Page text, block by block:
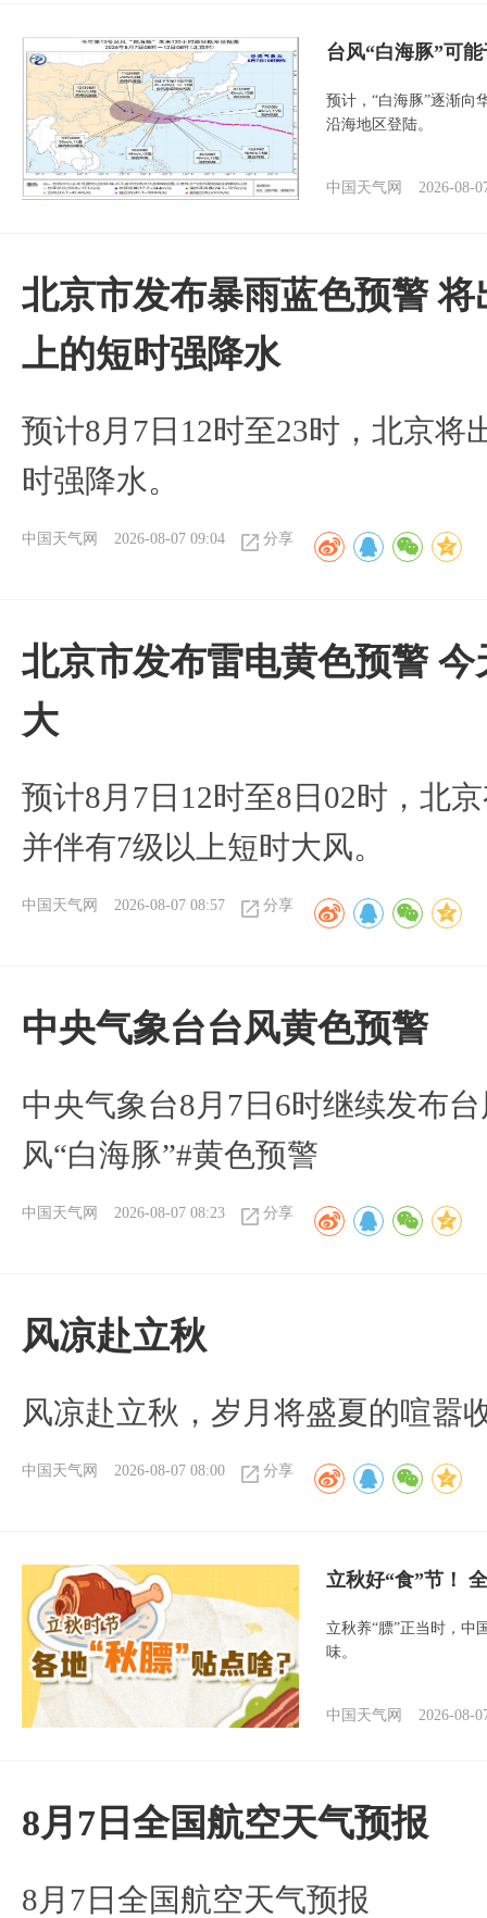
台风“白海豚”可
预计，“白海豚”逐渐向
沿海地区登陆。
中国天气网 2026-08-
北京市发布暴雨蓝色预警
上的短时强降水
预计8月7日12时至23时，北京将
时强降水。
中国天气网 2026-08-07 09:04 分享
北京市发布雷电黄色预警
大
预计8月7日12时至8日02时，北
并伴有7级以上短时大风。
中国天气网 2026-08-07 08:57 分享
​中央气象台台风黄色预警
中央气象台8月7日6时继续发布
风“白海豚”#黄色预警
中国天气网 2026-08-07 08:23 分享
风凉赴立秋
风凉赴立秋，岁月将盛夏的喧嚣
中国天气网 2026-08-07 08:00 分享
立秋好“食”节！
立秋养“膘”正当时，中
味。
中国天气网 2026-08-
8月7日全国航空天气预报
8月7日全国航空天气预报